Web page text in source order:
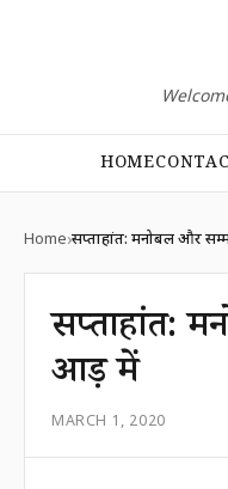
HOME
Home सप्ताहांत: मनोबल और
सप्ताहांत:
आड़ में
MARCH 1, 2020